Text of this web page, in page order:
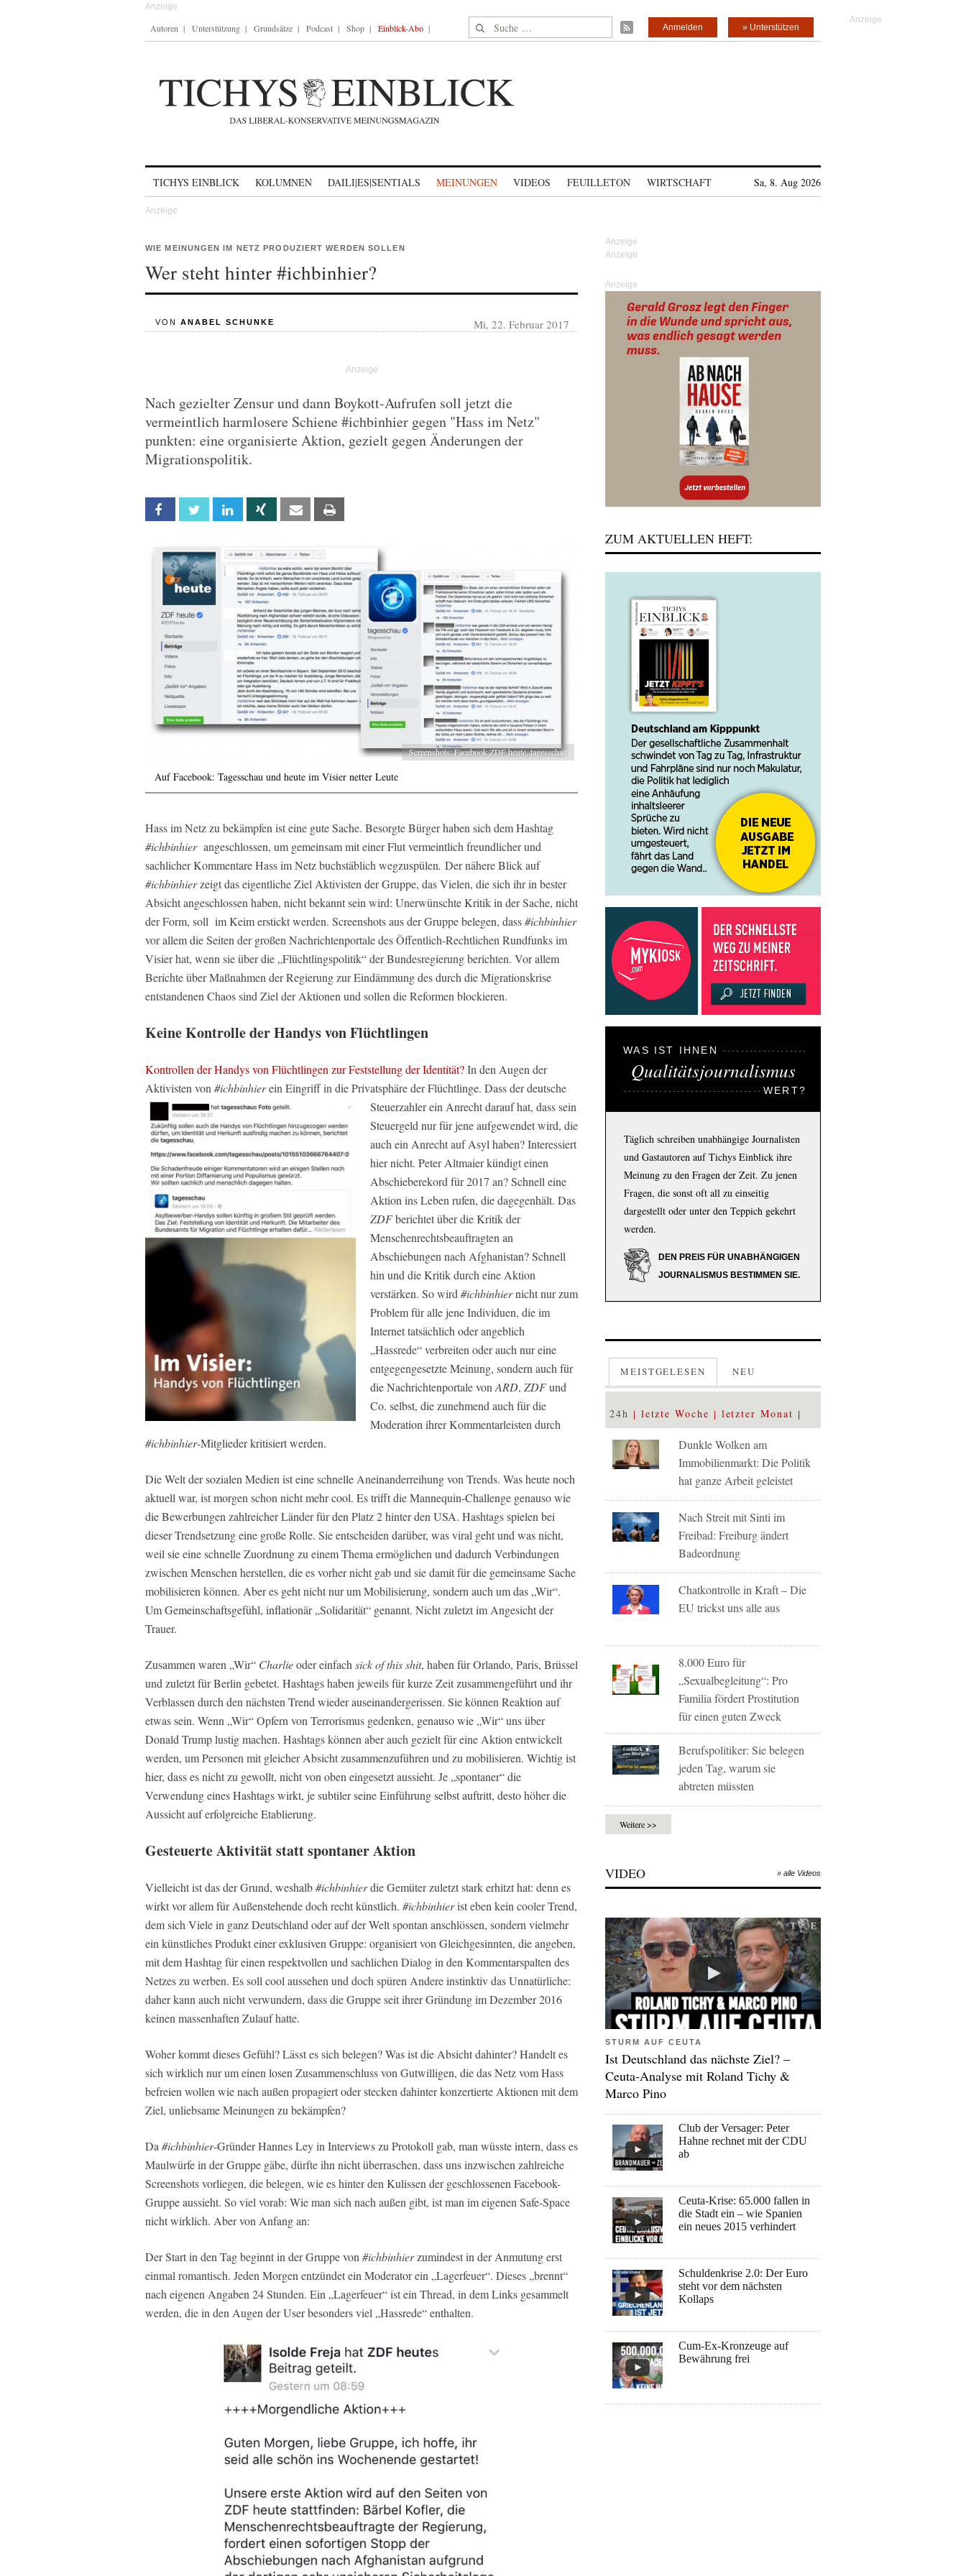
Autoren Unterstützung Grundsätze Podcast Shop Einblick-Abo Suche nach: » Unterstützen
Anmelden
TICHYS EINBLICK KOLUMNEN DAILI|ES|SENTIALS MEINUNGEN VIDEOS FEUILLETON WIRTSCHAFT Sa, 8. Aug 2026
WIE MEINUNGEN IM NETZ PRODUZIERT WERDEN SOLLEN
Wer steht hinter #ichbinhier?
VON ANABEL SCHUNKE Mi, 22. Februar 2017
Nach gezielter Zensur und dann Boykott-Aufrufen soll jetzt die
vermeintlich harmlosere Schiene #ichbinhier gegen "Hass im Netz"
punkten: eine organisierte Aktion, gezielt gegen Änderungen der
Migrationspolitik.
Facebook Twitter Linkedin Xing Email
Screenshots: Facebook ZDF heute, tagesschau
Auf Facebook: Tagesschau und heute im Visier netter Leute
Hass im Netz zu bekämpfen ist eine gute Sache. Besorgte Bürger haben sich dem Hashtag
#ichbinhier angeschlossen, um gemeinsam mit einer Flut vermeintlich freundlicher und
sachlicher Kommentare Hass im Netz buchstäblich wegzuspülen. Der nähere Blick auf
#ichbinhierzeigt das eigentliche Ziel Aktivisten der Gruppe, das Vielen, die sich ihr in bester
Absicht angeschlossen haben, nicht bekannt sein wird: Unerwünschte Kritik in der Sache, nicht
der Form, soll im Keim erstickt werden. Screenshots aus der Gruppe belegen, dass#ichbinhier
vor allem die Seiten der großen Nachrichtenportale des Öffentlich-Rechtlichen Rundfunks im
Visier hat, wenn sie über die „Flüchtlingspolitik“ der Bundesregierung berichten. Vor allem
Berichte über Maßnahmen der Regierung zur Eindämmung des durch die Migrationskrise
entstandenen Chaos sind Ziel der Aktionen und sollen die Reformen blockieren.
Keine Kontrolle der Handys von Flüchtlingen
Kontrollen der Handys von Flüchtlingen zur Feststellung der Identität?In den Augen der
Aktivisten von#ichbinhierein Eingriff in die Privatsphäre der Flüchtlinge. Dass der deutsche
Steuerzahler ein Anrecht darauf hat, dass sein
Steuergeld nur für jene aufgewendet wird, die
auch ein Anrecht auf Asyl haben? Interessiert
hier nicht. Peter Altmaier kündigt einen
Abschieberekord für 2017 an? Schnell eine
Aktion ins Leben rufen, die dagegenhält. Das
ZDFberichtet über die Kritik der
Menschenrechtsbeauftragten an
Abschiebungen nach Afghanistan? Schnell
hin und die Kritik durch eine Aktion
verstärken. So wird#ichbinhiernicht nur zum
Problem für alle jene Individuen, die im
Internet tatsächlich oder angeblich
„Hassrede“ verbreiten oder auch nur eine
entgegengesetzte Meinung, sondern auch für
die Nachrichtenportale vonARD, ZDFund
Co. selbst, die zunehmend auch für die
Moderation ihrer Kommentarleisten durch
#ichbinhier-Mitglieder kritisiert werden.
Die Welt der sozialen Medien ist eine schnelle Aneinanderreihung von Trends. Was heute noch
aktuell war, ist morgen schon nicht mehr cool. Es trifft die Mannequin-Challenge genauso wie
die Bewerbungen zahlreicher Länder für den Platz 2 hinter den USA. Hashtags spielen bei
dieser Trendsetzung eine große Rolle. Sie entscheiden darüber, was viral geht und was nicht,
weil sie eine schnelle Zuordnung zu einem Thema ermöglichen und dadurch Verbindungen
zwischen Menschen herstellen, die es vorher nicht gab und sie damit für die gemeinsame Sache
mobilisieren können. Aber es geht nicht nur um Mobilisierung, sondern auch um das „Wir“.
Um Gemeinschaftsgefühl, inflationär „Solidarität“ genannt. Nicht zuletzt im Angesicht der
Trauer.
Zusammen waren „Wir“ Charlieoder einfachsick of this shit, haben für Orlando, Paris, Brüssel
und zuletzt für Berlin gebetet. Hashtags haben jeweils für kurze Zeit zusammengeführt und ihr
Verblassen durch den nächsten Trend wieder auseinandergerissen. Sie können Reaktion auf
etwas sein. Wenn „Wir“ Opfern von Terrorismus gedenken, genauso wie „Wir“ uns über
Donald Trump lustig machen. Hashtags können aber auch gezielt für eine Aktion entwickelt
werden, um Personen mit gleicher Absicht zusammenzuführen und zu mobilisieren. Wichtig ist
hier, dass es nicht zu gewollt, nicht von oben eingesetzt aussieht. Je „spontaner“ die
Verwendung eines Hashtags wirkt, je subtiler seine Einführung selbst auftritt, desto höher die
Aussicht auf erfolgreiche Etablierung.
Gesteuerte Aktivität statt spontaner Aktion
Vielleicht ist das der Grund, weshalb#ichbinhierdie Gemüter zuletzt stark erhitzt hat: denn es
wirkt vor allem für Außenstehende doch recht künstlich. #ichbinhierist eben kein cooler Trend,
dem sich Viele in ganz Deutschland oder auf der Welt spontan anschlössen, sondern vielmehr
ein künstliches Produkt einer exklusiven Gruppe: organisiert von Gleichgesinnten, die angeben,
mit dem Hashtag für einen respektvollen und sachlichen Dialog in den Kommentarspalten des
Netzes zu werben. Es soll cool aussehen und doch spüren Andere instinktiv das Unnatürliche:
daher kann auch nicht verwundern, dass die Gruppe seit ihrer Gründung im Dezember 2016
keinen massenhaften Zulauf hatte.
Woher kommt dieses Gefühl? Lässt es sich belegen? Was ist die Absicht dahinter? Handelt es
sich wirklich nur um einen losen Zusammenschluss von Gutwilligen, die das Netz vom Hass
befreien wollen wie nach außen propagiert oder stecken dahinter konzertierte Aktionen mit dem
Ziel, unliebsame Meinungen zu bekämpfen?
Da#ichbinhier-Gründer Hannes Ley in Interviews zu Protokoll gab, man wüsste intern, dass es
Maulwürfe in der Gruppe gäbe, dürfte ihn nicht überraschen, dass uns inzwischen zahlreiche
Screenshots vorliegen, die belegen, wie es hinter den Kulissen der geschlossenen Facebook-
Gruppe aussieht. So viel vorab: Wie man sich nach außen gibt, ist man im eigenen Safe-Space
nicht wirklich. Aber von Anfang an:
Der Start in den Tag beginnt in der Gruppe von#ichbinhierzumindest in der Anmutung erst
einmal romantisch. Jeden Morgen entzündet ein Moderator ein „Lagerfeuer“. Dieses „brennt“
nach eigenen Angaben 24 Stunden. Ein „Lagerfeuer“ ist ein Thread, in dem Links gesammelt
werden, die in den Augen der User besonders viel „Hassrede“ enthalten.
Anzeige
ZUM AKTUELLEN HEFT:
WAS IST IHNEN
Qualitätsjournalismus
WERT?
Täglich schreiben unabhängige Journalisten
und Gastautoren auf Tichys Einblick ihre
Meinung zu den Fragen der Zeit. Zu jenen
Fragen, die sonst oft all zu einseitig
dargestellt oder unter den Teppich gekehrt
werden.
DEN PREIS FÜR UNABHÄNGIGEN
JOURNALISMUS BESTIMMEN SIE.
MEISTGELESEN NEU
24h letzte Woche letzter Monat
Dunkle Wolken am
Immobilienmarkt: Die Politik
hat ganze Arbeit geleistet
Nach Streit mit Sinti im
Freibad: Freiburg ändert
Badeordnung
Chatkontrolle in Kraft – Die
EU trickst uns alle aus
8.000 Euro für
„Sexualbegleitung“: Pro
Familia fördert Prostitution
für einen guten Zweck
Berufspolitiker: Sie belegen
jeden Tag, warum sie
abtreten müssten
Weitere >>
VIDEO » alle Videos
STURM AUF CEUTA
Ist Deutschland das nächste Ziel? –
Ceuta-Analyse mit Roland Tichy &
Marco Pino
Club der Versager: Peter
Hahne rechnet mit der CDU
ab
Ceuta-Krise: 65.000 fallen in
die Stadt ein – wie Spanien
ein neues 2015 verhindert
Schuldenkrise 2.0: Der Euro
steht vor dem nächsten
Kollaps
Cum-Ex-Kronzeuge auf
Bewährung frei